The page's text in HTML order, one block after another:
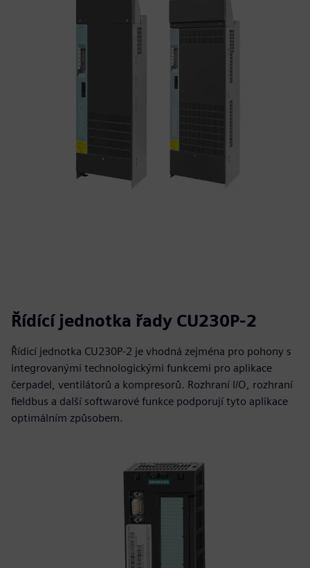
Řídící jednotka řady CU230P-2
Řídicí jednotka CU230P-2 je vhodná zejména pro pohony s
integrovanými technologickými funkcemi pro aplikace
čerpadel, ventilátorů a kompresorů. Rozhraní I/O, rozhraní
fieldbus a další softwarové funkce podporují tyto aplikace
optimálním způsobem.